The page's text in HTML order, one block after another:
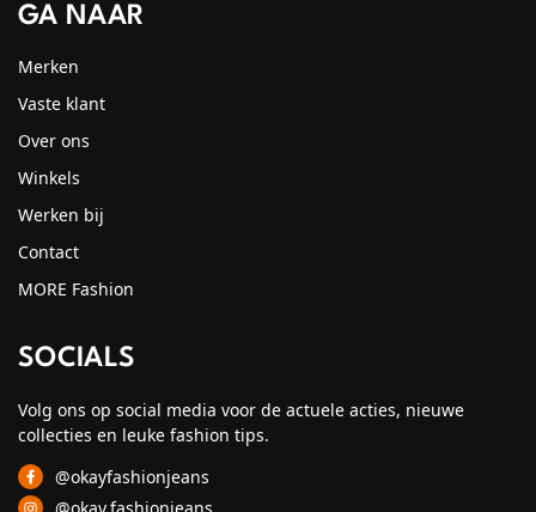
GA NAAR
Merken
Vaste klant
Over ons
Winkels
Werken bij
Contact
MORE Fashion
SOCIALS
Volg ons op social media voor de actuele acties, nieuwe
collecties en leuke fashion tips.
@okayfashionjeans
@okay.fashionjeans